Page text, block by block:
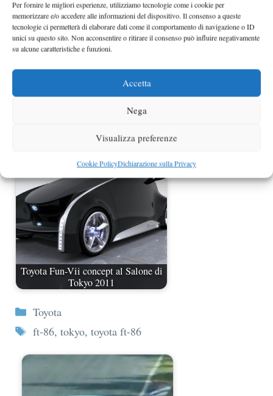
Per fornire le migliori esperienze, utilizziamo tecnologie come i cookie per
memorizzare e/o accedere alle informazioni del dispositivo. Il consenso a queste
tecnologie ci permetterà di elaborare dati come il comportamento di navigazione o ID
unici su questo sito. Non acconsentire o ritirare il consenso può influire negativamente
su alcune caratteristiche e funzioni.
Accetta
Nega
Visualizza preferenze
Cookie PolicyDichiarazione sulla Privacy
Honda Insight Modulo al Tokyo Auto
Toyota Fun-Vii concept al Salone di
Tokyo 2011
Categorie
Toyota
Tag
ft-86, tokyo, toyota ft-86